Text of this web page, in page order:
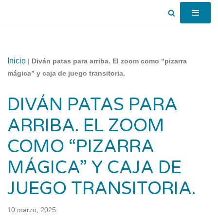
Inicio | Diván patas para arriba. El zoom como “pizarra
mágica” y caja de juego transitoria.
DIVÁN PATAS PARA
ARRIBA. EL ZOOM
COMO “PIZARRA
MÁGICA” Y CAJA DE
JUEGO TRANSITORIA.
10 marzo, 2025